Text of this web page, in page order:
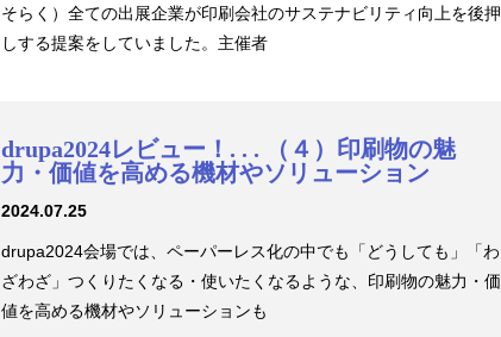
そらく）全ての出展企業が印刷会社のサステナビリティ向上を後押
しする提案をしていました。主催者
drupa2024レビュー！. . . （４）印刷物の魅
力・価値を高める機材やソリューション
2024.07.25
drupa2024会場では、ペーパーレス化の中でも「どうしても」「わ
ざわざ」つくりたくなる・使いたくなるような、印刷物の魅力・価
値を高める機材やソリューションも